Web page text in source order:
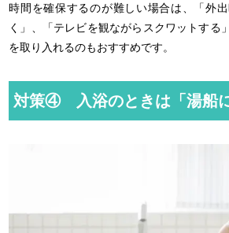
時間を確保するのが難しい場合は、「外
く」、「テレビを観ながらスクワットする
を取り入れるのもおすすめです。
対策④ 入浴のときは「湯船に